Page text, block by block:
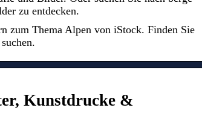
zu entdecken.
zum Thema Alpen von iStock. Finden Sie
Kunstdrucke &